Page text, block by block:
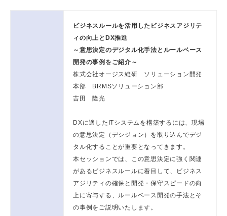
ビジネスルールを活用したビジネスアジリテ
ィの向上とDX推進
～意思決定のデジタル化手法とルールベース
開発の事例をご紹介～
株式会社オージス総研 ソリューション開発
本部 BRMSソリューション部
吉田 隆光
DXに適したITシステムを構築するには、現場
の意思決定（デシジョン）を取り込んでデジ
タル化することが重要となってきます。
本セッションでは、この意思決定に強く関連
があるビジネスルールに着目して、ビジネス
アジリティの確保と開発・保守スピードの向
上に寄与する、ルールベース開発の手法とそ
の事例をご説明いたします。